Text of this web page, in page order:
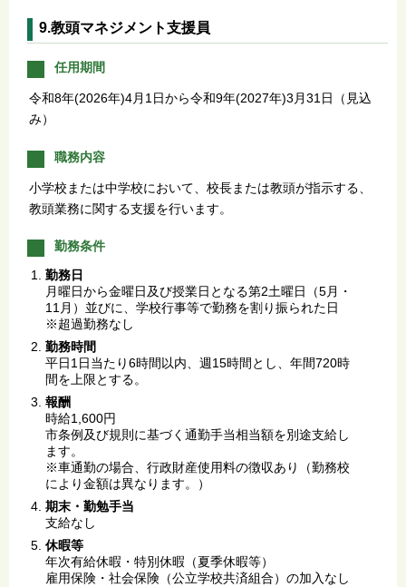
9.教頭マネジメント支援員
任用期間
令和8年(2026年)4月1日から令和9年(2027年)3月31日（見込
み）
職務内容
小学校または中学校において、校長または教頭が指示する、
教頭業務に関する支援を行います。
勤務条件
勤務日
月曜日から金曜日及び授業日となる第2土曜日（5月・
11月）並びに、学校行事等で勤務を割り振られた日
※超過勤務なし
勤務時間
平日1日当たり6時間以内、週15時間とし、年間720時
間を上限とする。
報酬
時給1,600円
市条例及び規則に基づく通勤手当相当額を別途支給し
ます。
※車通勤の場合、行政財産使用料の徴収あり（勤務校
により金額は異なります。）
期末・勤勉手当
支給なし
休暇等
年次有給休暇・特別休暇（夏季休暇等）
雇用保険・社会保険（公立学校共済組合）の加入なし